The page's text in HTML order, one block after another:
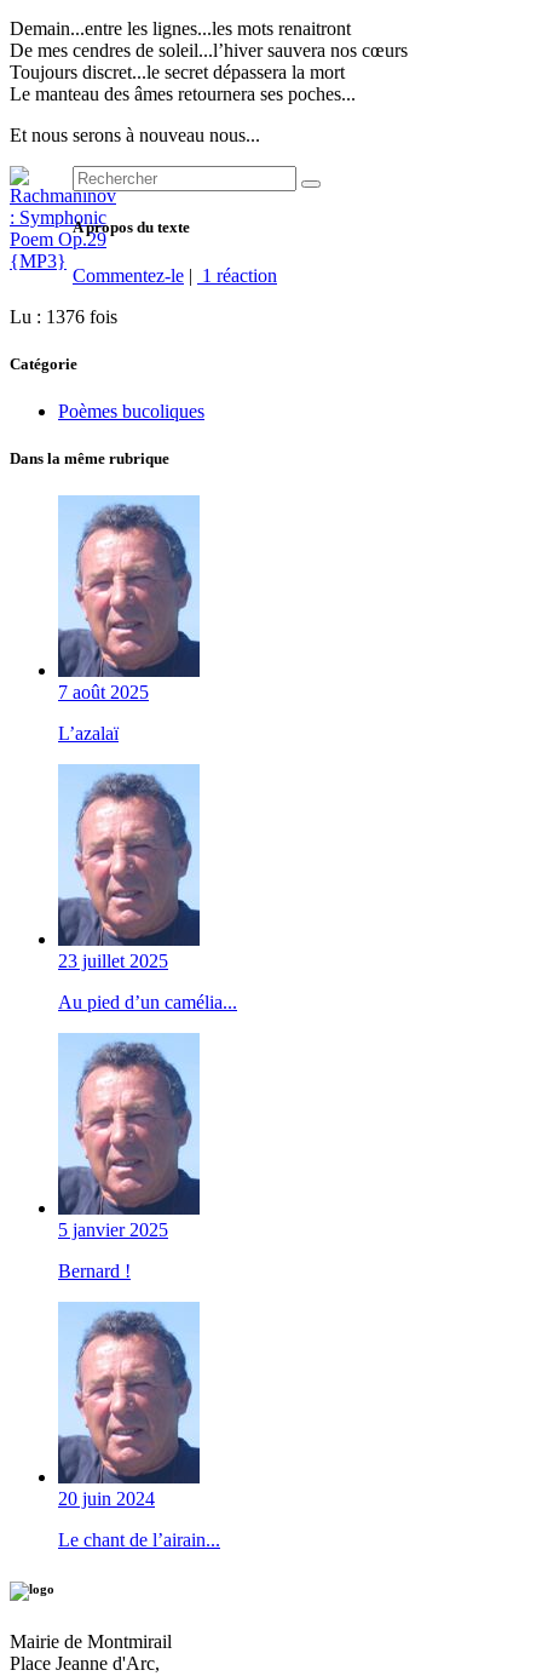
Demain...entre les lignes...les mots renaitront
De mes cendres de soleil...l’hiver sauvera nos cœurs
Toujours discret...le secret dépassera la mort
Le manteau des âmes retournera ses poches...
Et nous serons à nouveau nous...
A propos du texte
Commentez-le | 1 réaction
Lu : 1376 fois
Catégorie
Poèmes bucoliques
Dans la même rubrique
7 août 2025
L’azalaï
23 juillet 2025
Au pied d’un camélia...
5 janvier 2025
Bernard !
20 juin 2024
Le chant de l’airain...
Mairie de Montmirail
Place Jeanne d'Arc,